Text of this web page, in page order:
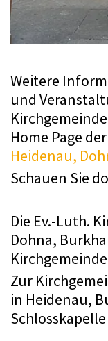
Weitere
und
Home Page der
Heidenau,
Schauen Sie
Die Ev.-Luth.
Dohna,
Zur
in Heidenau,